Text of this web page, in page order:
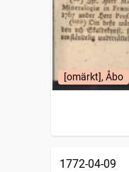
[omärkt], Åbo
1772-04-09